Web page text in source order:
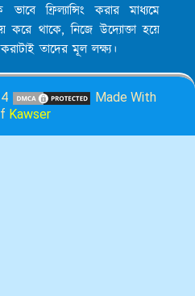
ভাবে ফ্রিল্যান্সিং করার মাধ্যমে
করে থাকে, নিজে উদ্যোক্তা হয়ে
করাটাই তাদের মূল লক্ষ্য।
Made With
Kawser